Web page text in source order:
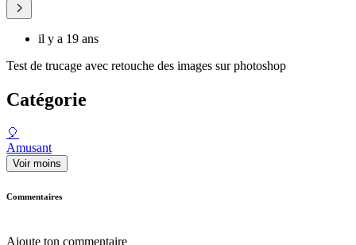
il y a 19 ans
Test de trucage avec retouche des images sur photoshop
Catégorie
🎈
Amusant
Voir moins
Commentaires
Ajoute ton commentaire